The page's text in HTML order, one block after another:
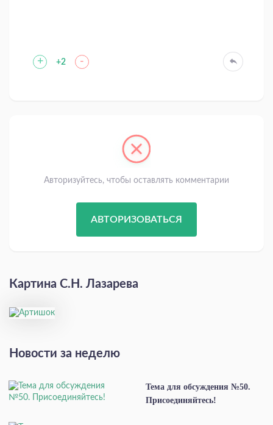
+ +2 -
Авторизуйтесь, чтобы оставлять комментарии
АВТОРИЗОВАТЬСЯ
Картина С.Н. Лазарева
Новости за неделю
Тема для обсуждения №50.
Присоединяйтесь!